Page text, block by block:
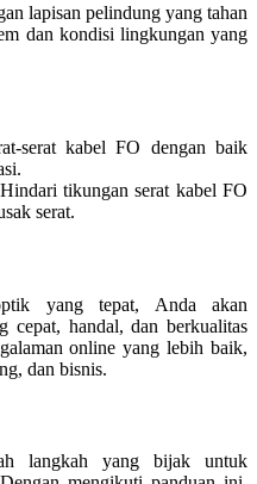
lapisan pelindung yang tahan
dan kondisi lingkungan yang
serat kabel FO dengan baik
tikungan serat kabel FO
serat.
yang tepat, Anda akan
cepat, handal, dan berkualitas
online yang lebih baik,
dan bisnis.
langkah yang bijak untuk